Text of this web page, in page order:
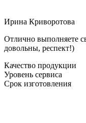
Ирина Криворотова
Отлично выполняете
довольны, респект!)
Качество продукции
Уровень сервиса
Срок изготовления